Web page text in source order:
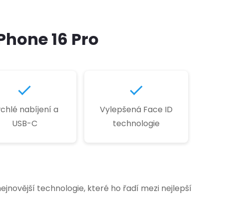
16 Pro
nabíjení a
USB-C
Vylepšená Face ID
technologie
technologie, které ho řadí mezi nejlepší